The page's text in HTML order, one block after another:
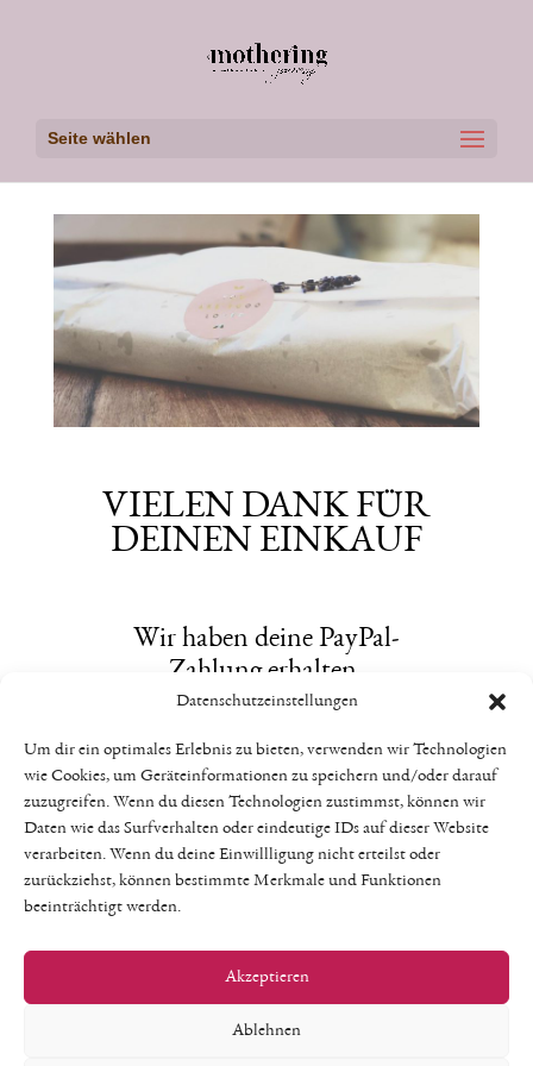
Datenschutzeinstellungen
Um dir ein optimales Erlebnis zu bieten, verwenden wir Technologien
wie Cookies, um Geräteinformationen zu speichern und/oder darauf
zuzugreifen. Wenn du diesen Technologien zustimmst, können wir
Daten wie das Surfverhalten oder eindeutige IDs auf dieser Website
verarbeiten. Wenn du deine Einwillligung nicht erteilst oder
zurückziehst, können bestimmte Merkmale und Funktionen
beeinträchtigt werden.
Akzeptieren
Ablehnen
Seite wählen
VIELEN DANK FÜR
DEINEN EINKAUF
Wir haben deine PayPal-
Zahlungerhalten.
erreichen dich per Mail.
Wir freuen uns darauf, deinen Brief
oder dein Paket für dich zu packen.
Wenn du eine Frage hast, melde dich gern